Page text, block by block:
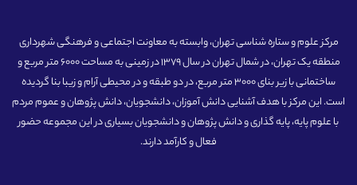
مرکز علوم و ستاره شناسی تهران، وابسته به معاونت اجتماعی و فرهنگی شهرداری
منطقه یک تهران، در شمال تهران در سال 1379 در زمینی به مساحت 6000 متر مربع و
ساختمانی با زیر بنای 3000 متر مربع، در دو طبقه و در محیطی آرام و زیبا بنا گردیده
است. این مرکز با هدف آشنایی دانش آموزان، دانشجویان، دانش پژوهان و عموم مردم
با علوم پایه، پایه گذاری و دانش پژوهان و دانشجویان بسیاری در این مجموعه حضور
فعال و کارآمد دارند.